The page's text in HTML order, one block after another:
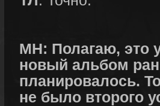
МН: Полагаю, это
новый альбом
планировалось.
не было второго